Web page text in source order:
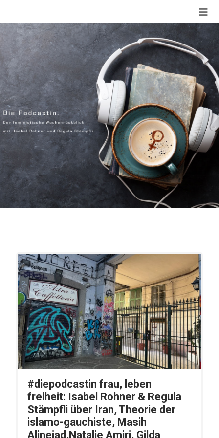
#diepodcastin frau, leben
freiheit: Isabel Rohner & Regula
Stämpfli über Iran, Theorie der
islamo-gauchiste, Masih
Alinejad,Natalie Amiri, Gilda